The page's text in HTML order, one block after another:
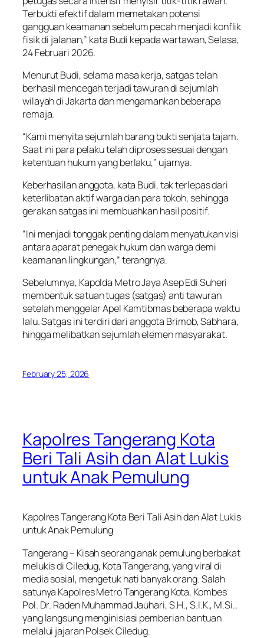
Terbukti efektif dalam memetakan potensi
gangguan keamanan sebelum pecah menjadi konflik
fisik di jalanan,” kata Budi kepada wartawan, Selasa,
24 Februari 2026.
Menurut Budi, selama masa kerja, satgas telah
berhasil mencegah terjadi tawuran di sejumlah
wilayah di Jakarta dan mengamankan beberapa
remaja.
“Kami menyita sejumlah barang bukti senjata tajam.
Saat ini para pelaku telah diproses sesuai dengan
ketentuan hukum yang berlaku,” ujarnya.
Keberhasilan anggota, kata Budi, tak terlepas dari
keterlibatan aktif warga dan para tokoh, sehingga
gerakan satgas ini membuahkan hasil positif.
“Ini menjadi tonggak penting dalam menyatukan visi
antara aparat penegak hukum dan warga demi
keamanan lingkungan,” terangnya.
Sebelumnya, Kapolda Metro Jaya Asep Edi Suheri
membentuk satuan tugas (satgas) anti tawuran
setelah menggelar Apel Kamtibmas beberapa waktu
lalu. Satgas ini terdiri dari anggota Brimob, Sabhara,
hingga melibatkan sejumlah elemen masyarakat.
February 25, 2026
Kapolres Tangerang Kota
Beri Tali Asih dan Alat Lukis
untuk Anak Pemulung
Kapolres Tangerang Kota Beri Tali Asih dan Alat Lukis
untuk Anak Pemulung
Tangerang – Kisah seorang anak pemulung berbakat
melukis di Ciledug, Kota Tangerang, yang viral di
media sosial, mengetuk hati banyak orang. Salah
satunya Kapolres Metro Tangerang Kota, Kombes
Pol. Dr. Raden Muhammad Jauhari, S.H., S.I.K., M.Si.,
yang langsung menginisiasi pemberian bantuan
melalui jajaran Polsek Ciledug.